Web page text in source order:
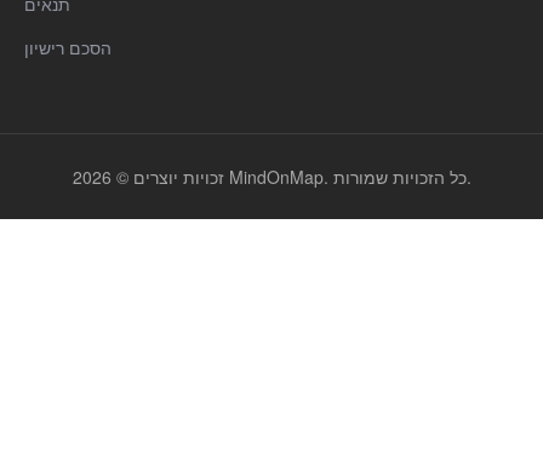
הסכם רישיון
זכויות יוצרים © 2026 MindOnMap. כל הזכויות שמורות.